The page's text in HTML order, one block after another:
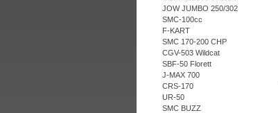
JOW JUMBO 250/302
SMC-100cc
F-KART
SMC 170-200 CHP
CGV-503 Wildcat
SBF-50 Florett
J-MAX 700
CRS-170
UR-50
SMC BUZZ